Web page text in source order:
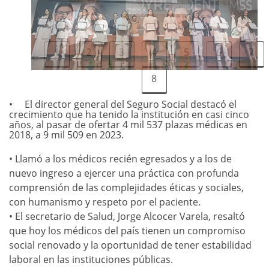
1 2 3 4 5 6
7
8
El director general del Seguro Social destacó el
crecimiento que ha tenido la institución en casi cinco
años, al pasar de ofertar 4 mil 537 plazas médicas en
2018, a 9 mil 509 en 2023.
• Llamó a los médicos recién egresados y a los de
nuevo ingreso a ejercer una práctica con profunda
comprensión de las complejidades éticas y sociales,
con humanismo y respeto por el paciente.
• El secretario de Salud, Jorge Alcocer Varela, resaltó
que hoy los médicos del país tienen un compromiso
social renovado y la oportunidad de tener estabilidad
laboral en las instituciones públicas.